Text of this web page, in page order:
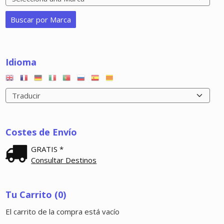
Idioma
Costes de Envío
GRATIS *
Consultar Destinos
Tu Carrito (0)
El carrito de la compra está vacío